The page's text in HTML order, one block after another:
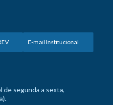
E-mail Institucional
de segunda a sexta,